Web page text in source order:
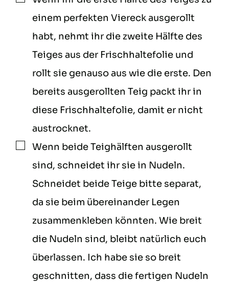
einem perfekten Viereck ausgerollt
habt, nehmt ihr die zweite Hälfte des
Teiges aus der Frischhaltefolie und
rollt sie genauso aus wie die erste. Den
bereits ausgerollten Teig packt ihr in
diese Frischhaltefolie, damit er nicht
austrocknet.
▢
Wenn beide Teighälften ausgerollt
sind, schneidet ihr sie in Nudeln.
Schneidet beide Teige bitte separat,
da sie beim übereinander Legen
zusammenkleben könnten. Wie breit
die Nudeln sind, bleibt natürlich euch
überlassen. Ich habe sie so breit
geschnitten, dass die fertigen Nudeln